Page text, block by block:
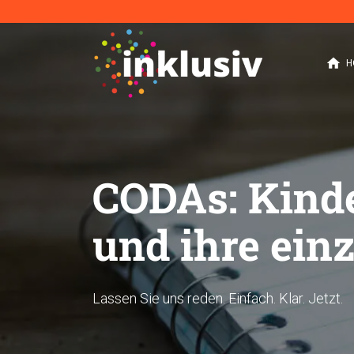
home
CODAs:
und ihre
Lassen Sie uns reden. Einfach. Klar. Jetzt.